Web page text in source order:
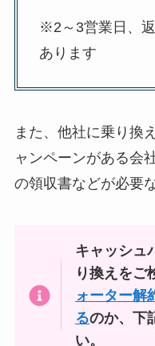
※2～3営業日、
あります
また、他社に乗り換
ャンペーンがある会
の領収書などが必要
キャッシュ
り換えをご
ォーター解
るのか、下
い。